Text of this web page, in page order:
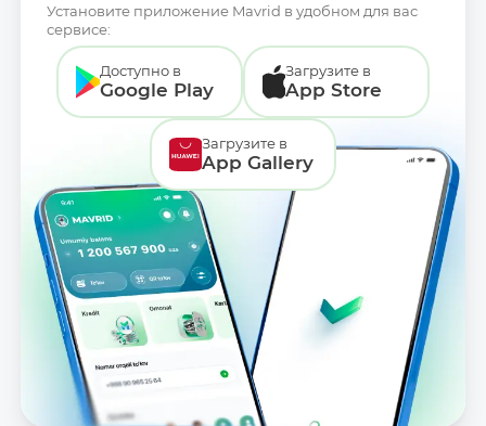
Установите приложение Mavrid в удобном для вас
сервисе:
Доступно в
Google Play
Загрузите в
App Store
Загрузите в
App Gallery